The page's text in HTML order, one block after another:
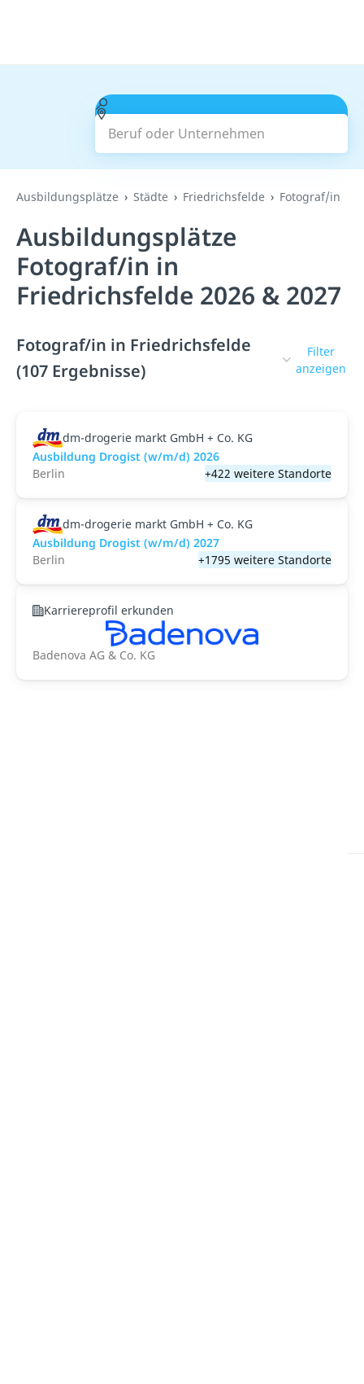
Beruf oder Unternehmen
Suchen
Ausbildungsplätze Städte Friedrichsfelde Fotograf/in
Ausbildungsplätze
Fotograf/in in
Friedrichsfelde 2026 & 2027
Fotograf/in in Friedrichsfelde
(107 Ergebnisse)
Filter
anzeigen
dm-drogerie markt GmbH + Co. KG
Ausbildung Drogist (w/m/d) 2026
Berlin
+422 weitere Standorte
dm-drogerie markt GmbH + Co. KG
Ausbildung Drogist (w/m/d) 2027
Berlin
+1795 weitere Standorte
Karriereprofil erkunden
Badenova AG & Co. KG